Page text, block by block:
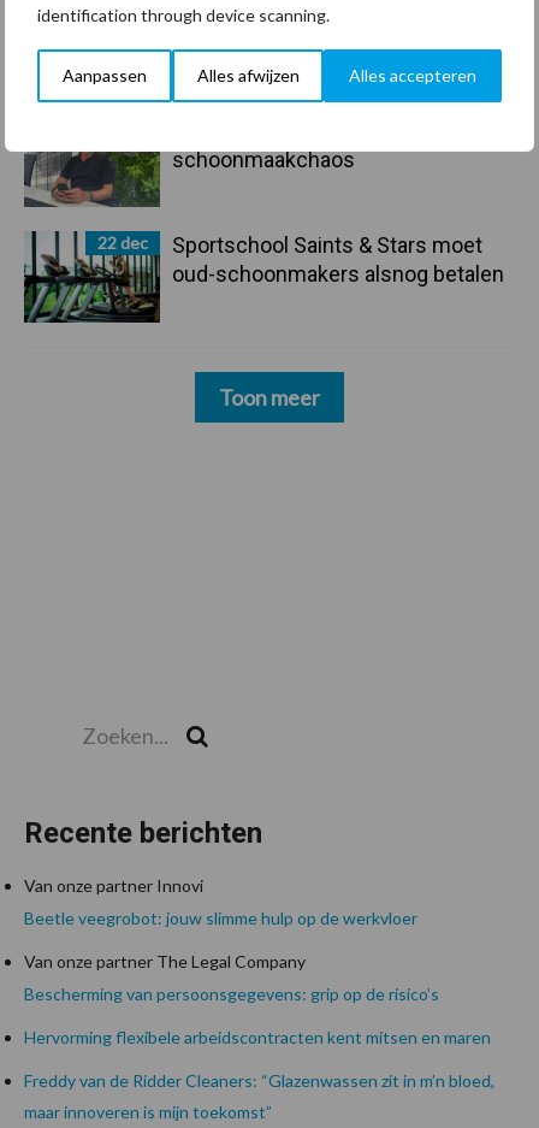
identification through device scanning.
Aanpassen Alles afwijzen Alles accepteren
24 dec
Friendship Sports Centre maakt
vrienden voor het leven
schoonmaakchaos
22 dec
Sportschool Saints & Stars moet
oud-schoonmakers alsnog betalen
Toon meer
Recente berichten
Van onze partner Innovi
Beetle veegrobot: jouw slimme hulp op de werkvloer
Van onze partner The Legal Company
Bescherming van persoonsgegevens: grip op de risico’s
Hervorming flexibele arbeidscontracten kent mitsen en maren
Freddy van de Ridder Cleaners: “Glazenwassen zit in m’n bloed,
maar innoveren is mijn toekomst”